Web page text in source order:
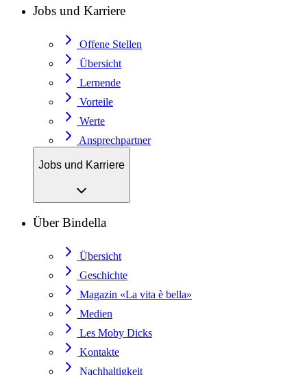
Jobs und Karriere
Offene Stellen
Übersicht
Lernende
Vorteile
Werte
Ansprechpartner
Jobs und Karriere
Über Bindella
Übersicht
Geschichte
Magazin «La vita è bella»
Medien
Les Moby Dicks
Kontakte
Nachhaltigkeit